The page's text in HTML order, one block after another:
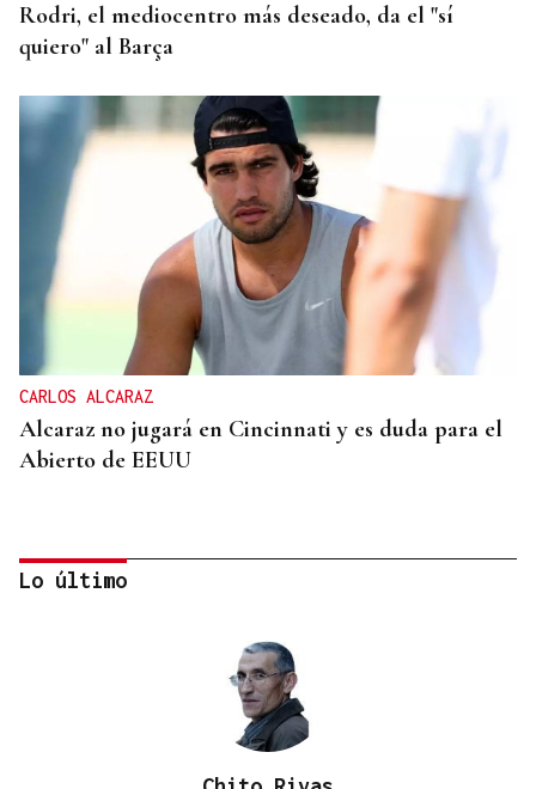
Rodri, el mediocentro más deseado, da el "sí
quiero" al Barça
CARLOS ALCARAZ
Alcaraz no jugará en Cincinnati y es duda para el
Abierto de EEUU
Lo último